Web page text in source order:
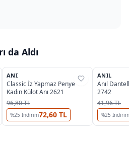
da Aldı
%37
ANI
Classic İz Yapmaz Penye
Kadın Külot Anı 2621
96,80 TL
%25 İndirim72,60 TL
%38
ANIL
Anıl
2742
41,96 TL
%25 İndirim